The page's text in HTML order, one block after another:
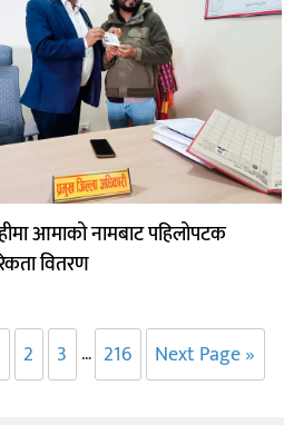
आमाको नामबाट पहिलोपटक
वितरण
2 3 … 216 Next Page »